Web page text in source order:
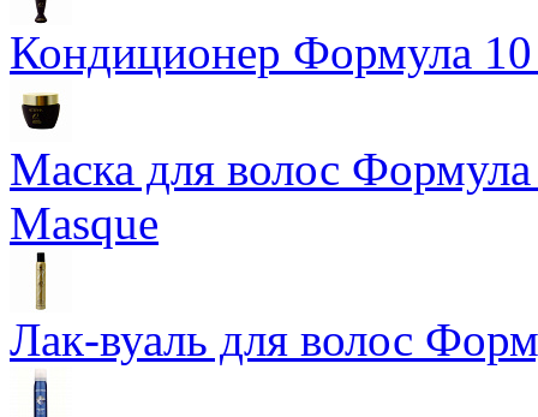
Кондиционер Формула
Маска для волос
Masque
Лак-вуаль для волос